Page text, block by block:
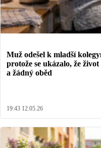
Muž odešel k mladší
protože se ukázalo, že
a žádný oběd
19:43 12.05.26